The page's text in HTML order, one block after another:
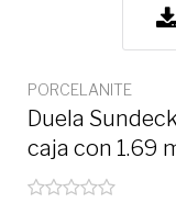
PORCELANITE
Duela
caja con 1.69